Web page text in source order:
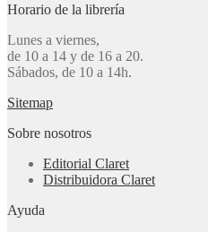
Horario de la librería
Lunes a viernes,
de 10 a 14 y de 16 a 20.
Sábados, de 10 a 14h.
Sitemap
Sobre nosotros
Editorial Claret
Distribuidora Claret
Ayuda